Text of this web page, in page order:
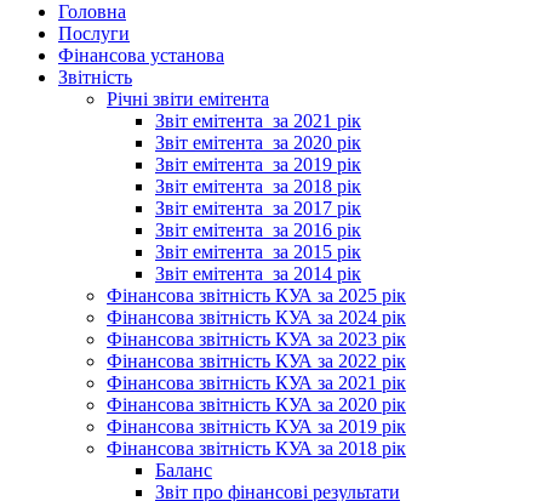
Головна
Послуги
Фінансова установа
Звітність
Річні звіти емітента
Звіт емітента_за 2021 рік
Звіт емітента_за 2020 рік
Звіт емітента_за 2019 рік
Звіт емітента_за 2018 рік
Звіт емітента_за 2017 рік
Звіт емітента_за 2016 рік
Звіт емітента_за 2015 рік
Звіт емітента_за 2014 рік
Фінансова звітність КУА за 2025 рік
Фінансова звітність КУА за 2024 рік
Фінансова звітність КУА за 2023 рік
Фінансова звітність КУА за 2022 рік
Фінансова звітність КУА за 2021 рік
Фінансова звітність КУА за 2020 рік
Фінансова звітність КУА за 2019 рік
Фінансова звітність КУА за 2018 рік
Баланс
Звіт про фінансові результати